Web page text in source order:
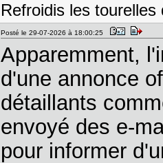
Refroidis les
Posté le 29-07-2026 à 18:00:25
Apparemment,
d'une annonce
détaillants
envoyé des e-
pour informer